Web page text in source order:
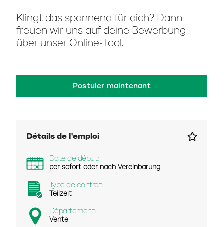
Klingt das spannend für dich? Dann
freuen wir uns auf deine Bewerbung
über unser Online-Tool.
Postuler maintenant
Détails de l'emploi
Date de début:
per sofort oder nach Vereinbarung
Type de contrat:
Teilzeit
Département:
Vente